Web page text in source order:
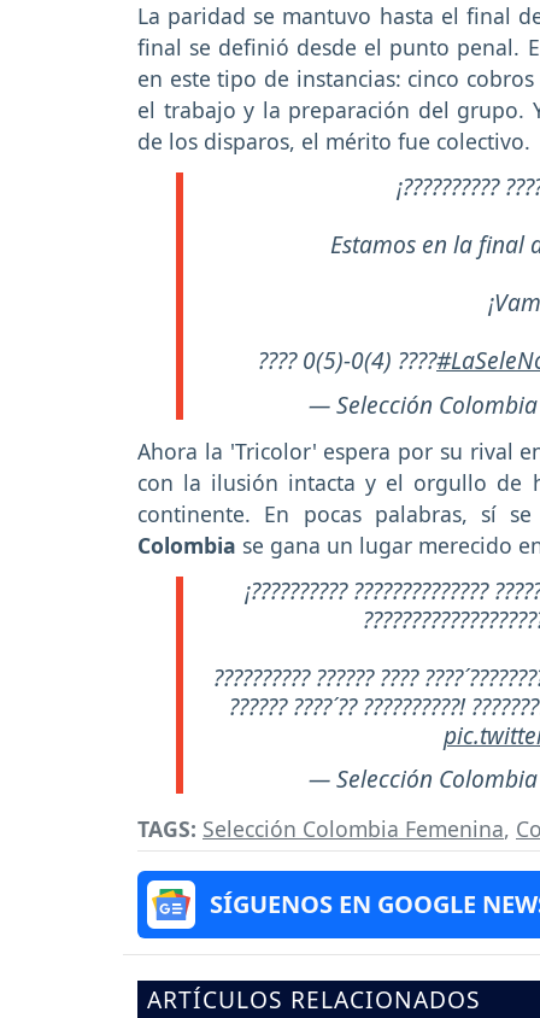
La paridad se mantuvo hasta el final
final se definió desde el punto penal.
en este tipo de instancias: cinco
el trabajo y la preparación del grupo.
de los disparos, el mérito fue colectivo.
¡??????????
Estamos en la final
???? 0(5)-0(4) ????
— Selección Colombia
Ahora la 'Tricolor' espera por su rival
con la ilusión intacta y el orgullo de
continente. En pocas palabras, sí
Colombia se gana un lugar merecido
¡?????????? ??????????????
?????????? ?????? ????
?????? ????´?? ??????????!
— Selección Colombia
TAGS: Selección Colombia Femenina,
SÍGUENOS EN GOOGLE
ARTÍCULOS RELACIONADOS